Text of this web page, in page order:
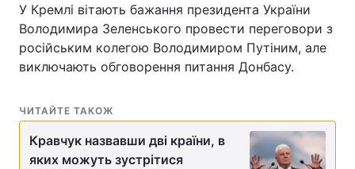
У Кремлі вітають бажання президента України
Володимира Зеленського провести переговори з
російським колегою Володимиром Путіним, але
виключають обговорення питання Донбасу.
ЧИТАЙТЕ ТАКОЖ
Кравчук назвавши дві країни, в
яких можуть зустрітися